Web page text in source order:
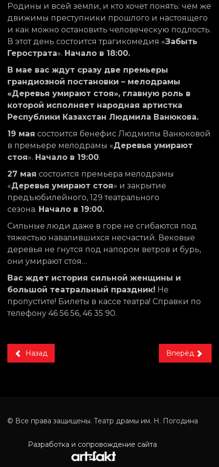
Родины и всей земли, и кто хочет понять: чем же
движимы преступники прошлого и настоящего
и как можно остановить человеческую подлость.
В этот день состоится трагикомедия «Забыть
Герострата». Начало в 18:00.
В мае вас ждут сразу две премьеры
грандиозной постановки – мелодрамы
«Деревья умирают стоя», главную роль в
которой исполняет народная артистка
Республики Казахстан Людмила Ванюкова.
19 мая состоится бенефис Людмилы Ванюковой
в премьере мелодрамы «Деревья умирают
стоя». Начало в 19:00.
27 мая состоится премьера мелодрамы
«Деревья умирают стоя» и закрытие
предъюбилейного, 129 театрального
сезона. Начало в 19:00.
Сильные люди даже в горе не сгибаются под
тяжестью навалившихся несчастий. Вековые
деревья не гнутся под напором ветров и бурь,
они умирают стоя…
Вас ждет история сильной женщины и
большой театральный праздник! Не
пропустите! Билеты в кассе театра! Справки по
телефону 46 56 56, 46 35 90.
Назад Вперёд
© Все права защищены. Театр драмы им. Н. Погодина
Разработка и сопровождение сайта